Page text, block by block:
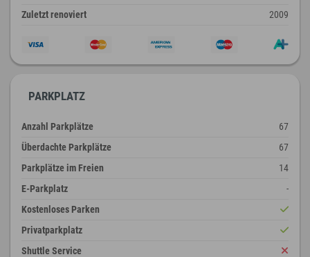
Zuletzt renoviert
2009
PARKPLATZ
Anzahl Parkplätze
67
Überdachte Parkplätze
67
Parkplätze im Freien
14
E-Parkplatz
-
Kostenloses Parken
Privatparkplatz
Shuttle Service